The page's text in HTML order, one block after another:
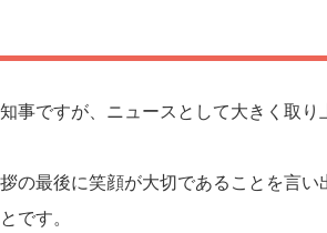
事ですが、ニュースとして大きく取り
の最後に笑顔が大切であることを言い
です。